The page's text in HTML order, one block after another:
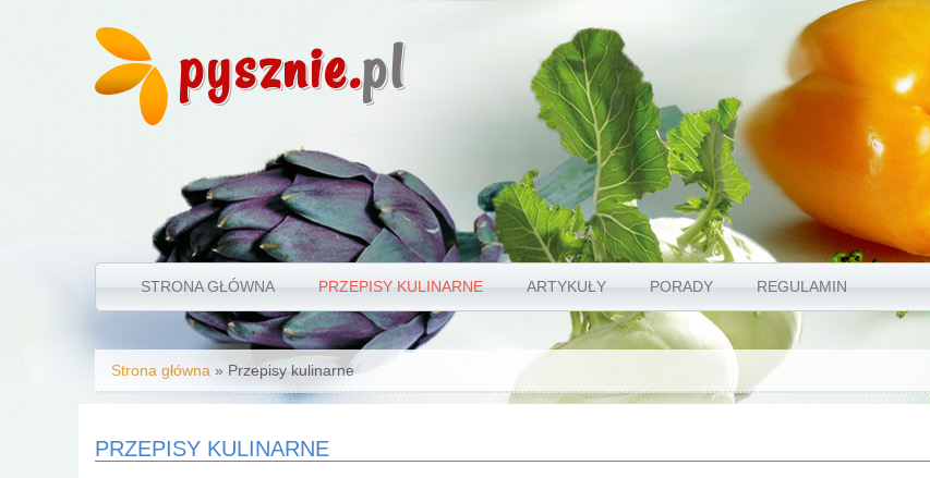
pysznie.pl
STRONA GŁÓWNA PRZEPISY KULINARNE ARTYKUŁY PORADY REGULAMIN
Jesteś tutaj
Strona główna » Przepisy kulinarne
PRZEPISY KULINARNE